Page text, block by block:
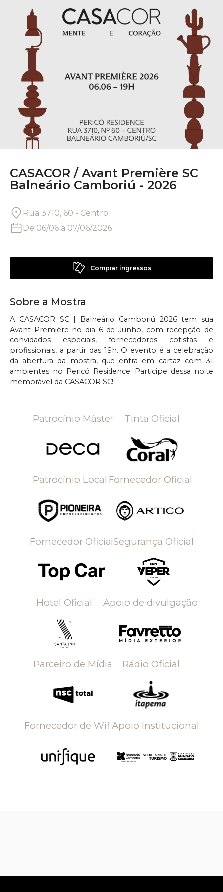
CASACOR / Avant Première SC
Balneário Camboriú - 2026
Rua 3710, 60 - Centro
De 06/06 a 07/06/2026
Comprar ingressos
Sobre a Mostra
A CASACOR SC | Balneário Camboriú 2026 tem sua
Avant Première no dia 6 de Junho, com recepção de
convidados especiais, fornecedores cotistas e
profissionais, a partir das 19h. O evento é a celebração
da abertura da mostra, que entra em cartaz com 31
ambientes no Pericó Residence. Participe dessa noite
memorável da CASACOR SC!
Patrocínio Màster Tinta Oficial
Patrocínio Local Fornecedor Oficial
Fornecedor OficialSegurança Oficial
Hotel Oficial Apoio de divulgação
Parceiro de Mídia Rádio Oficial
Fornecedor de WifiApoio Institucional